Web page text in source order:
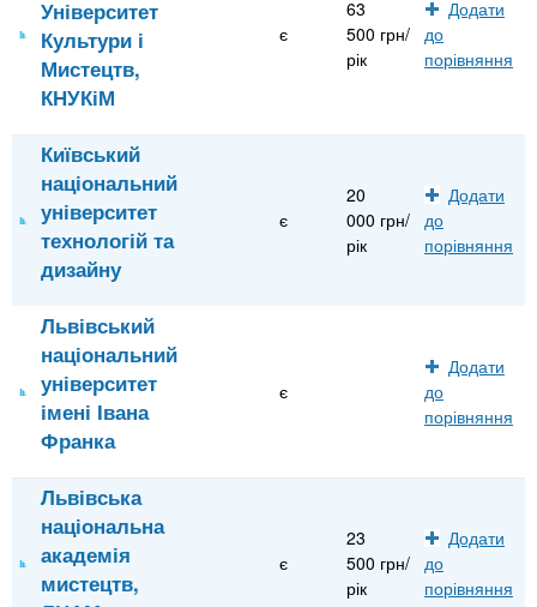
Університет
Культури і
Мистецтв,
КНУКіМ
є
63
500 грн/
рік
Додати
до
порівняння
Київський
національний
університет
технологій та
дизайну
є
20
000 грн/
рік
Додати
до
порівняння
Львівський
національний
університет
імені Івана
Франка
є
Додати
до
порівняння
Львівська
національна
академія
мистецтв,
є
23
500 грн/
рік
Додати
до
порівняння